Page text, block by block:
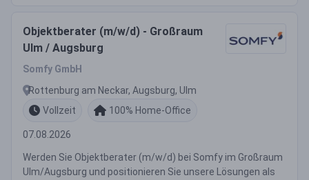
Objektberater (m/w/d) - Großraum
Ulm / Augsburg
Somfy GmbH
Rottenburg am Neckar, Augsburg, Ulm
Vollzeit
100% Home-Office
07.08.2026
Werden Sie Objektberater (m/w/d) bei Somfy im Großraum
Ulm/Augsburg und positionieren Sie unsere Lösungen als